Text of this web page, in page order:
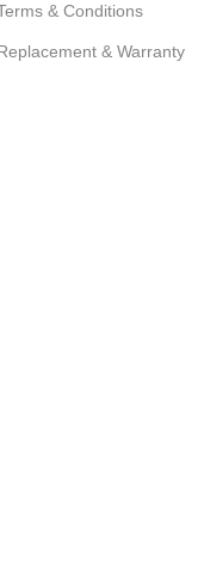
& Conditions
& Warranty